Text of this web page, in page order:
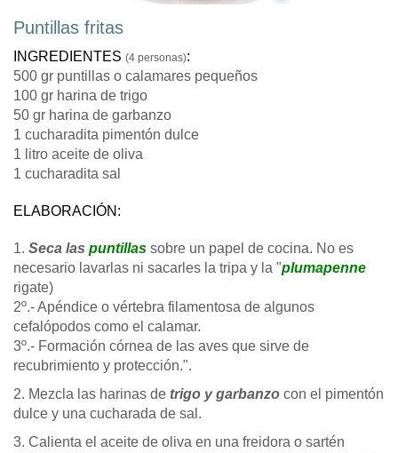
Puntillas fritas
INGREDIENTES (4 personas):
500 gr puntillas o calamares pequeños
100 gr harina de trigo
50 gr harina de garbanzo
1 cucharadita pimentón dulce
1 litro aceite de oliva
1 cucharadita sal
ELABORACIÓN:
1. Seca las puntillas sobre un papel de cocina. No es
necesario lavarlas ni sacarles la tripa y la "plumapenne
rigate)
2º.- Apéndice o vértebra filamentosa de algunos
cefalópodos como el calamar.
3º.- Formación córnea de las aves que sirve de
recubrimiento y protección.".
2. Mezcla las harinas de trigo y garbanzo con el pimentón
dulce y una cucharada de sal.
3. Calienta el aceite de oliva en una freidora o sartén